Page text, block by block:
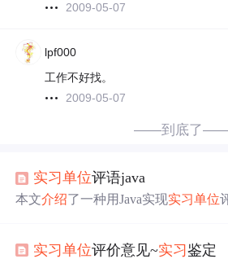
2009-05-07
lpf000
工作不好找。
2009-05-07
——到底了
实习单位评语java
本文介绍了一种用Java实现实习单位
实现流程。
实习单位评价意见~实习鉴定